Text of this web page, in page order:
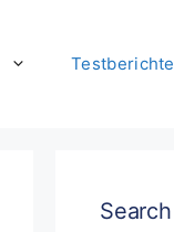
Testberichte
Search